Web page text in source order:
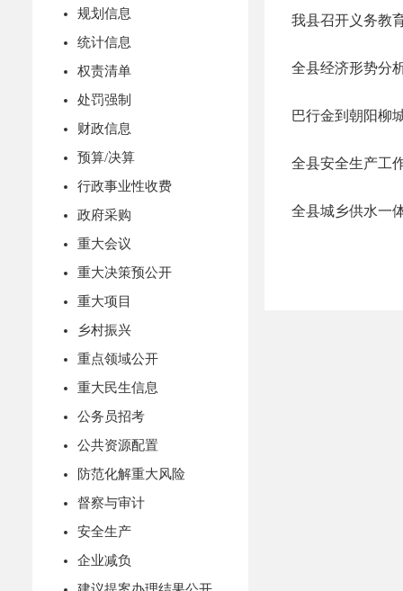
规划信息
统计信息
权责清单
处罚强制
财政信息
预算/决算
行政事业性收费
政府采购
重大会议
重大决策预公开
重大项目
乡村振兴
重点领域公开
重大民生信息
公务员招考
公共资源配置
防范化解重大风险
督察与审计
安全生产
企业减负
我县召开义务教
全县经济形势分
巴行金到朝阳柳
全县安全生产工
全县城乡供水一